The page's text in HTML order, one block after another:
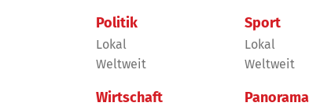
Politik
Lokal
Weltweit
Wirtschaft
Sport
Lokal
Weltweit
Panorama